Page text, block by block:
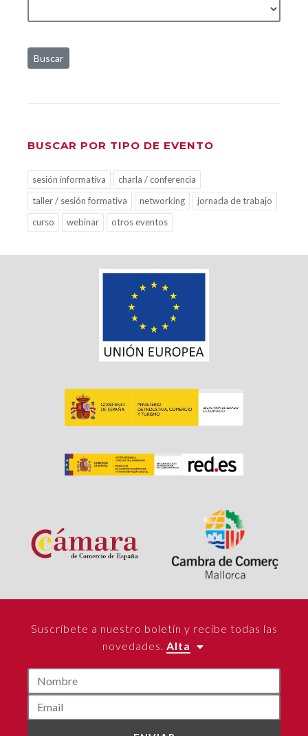
Buscar
BUSCAR POR TIPO DE EVENTO
sesión informativa
charla / conferencia
taller / sesión formativa
networking
jornada de trabajo
curso
webinar otros eventos
Suscríbete a nuestro boletín y recibe todas las
novedades. Alta